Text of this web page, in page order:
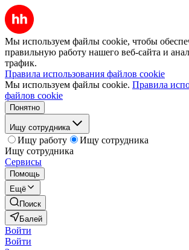
Мы используем файлы cookie, чтобы
правильную работу нашего веб-сайта и
трафик.
Правила использования файлов cookie
Мы используем файлы cookie. Правила
файлов cookie
Понятно
Ищу сотрудника
Ищу работу
Ищу сотрудника
Ищу сотрудника
Сервисы
Помощь
Ещё
Поиск
Балей
Войти
Войти